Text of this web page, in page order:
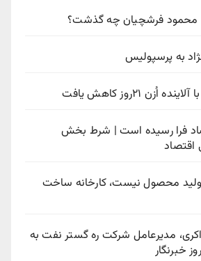
محمود فرشچیان چه گذشت؟
به پرسپولیس
۲۱روز کاهش یافت
فرا رسیده است | شرط بخش
اقتصاد
محصول نیست، کارخانه ساخت
مدیرعامل شرکت ره‌ گستر نفت به
خبرنگار